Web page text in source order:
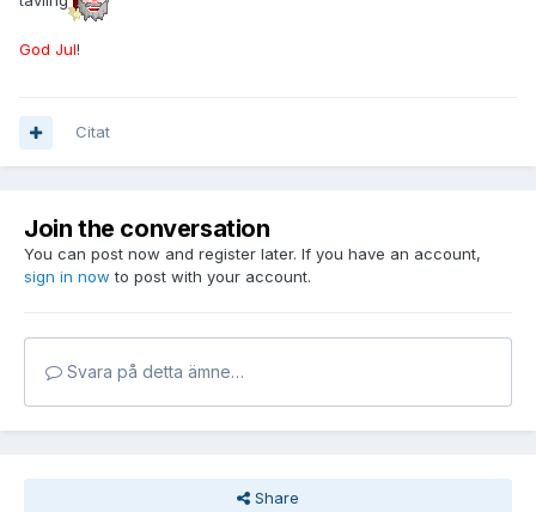
God Jul!
Citat
Join the conversation
You can post now and register later. If you have an account,
sign in now to post with your account.
Svara på detta ämne…
Share